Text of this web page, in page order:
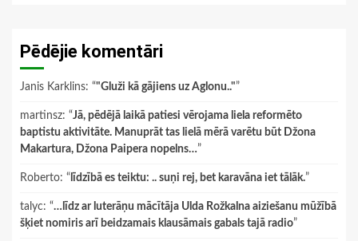
Pēdējie komentāri
Janis Karklins: “"Gluži kā gājiens uz Aglonu.."”
martinsz: “Jā, pēdējā laikā patiesi vērojama liela reformēto
baptistu aktivitāte. Manuprāt tas lielā mērā varētu būt Džona
Makartura, Džona Paipera nopelns…”
Roberto: “ līdzībā es teiktu: .. suņi rej, bet karavāna iet tālāk.”
talyc: “…līdz ar luterāņu mācītāja Ulda Rožkalna aiziešanu mūžībā
šķiet nomiris arī beidzamais klausāmais gabals tajā radio”